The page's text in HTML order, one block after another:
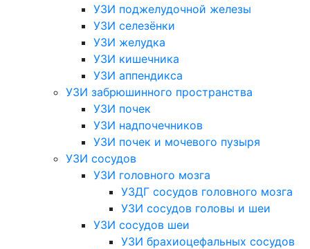
УЗИ поджелудочной железы
УЗИ селезёнки
УЗИ желудка
УЗИ кишечника
УЗИ аппендикса
УЗИ забрюшинного пространства
УЗИ почек
УЗИ надпочечников
УЗИ почек и мочевого пузыря
УЗИ сосудов
УЗИ головного мозга
УЗДГ сосудов головного мозга
УЗИ сосудов головы и шеи
УЗИ сосудов шеи
УЗИ брахиоцефальных сосудов